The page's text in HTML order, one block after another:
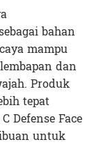
bahan
mampu
dan
Produk
tepat
Defense Face
untuk